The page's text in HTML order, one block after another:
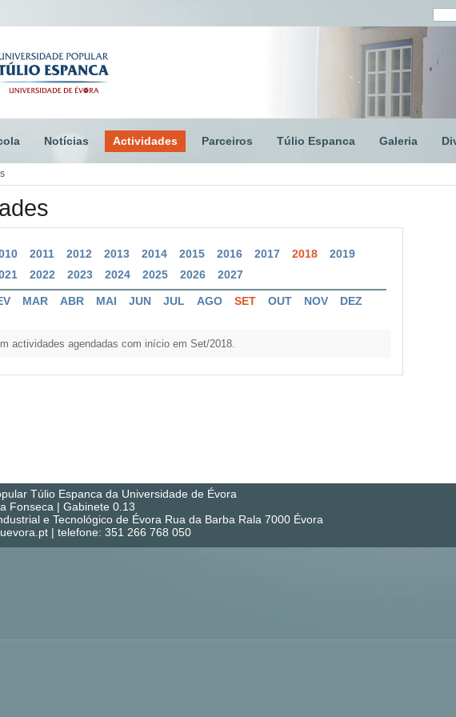
Notícias Actividades Parceiros Túlio Espanca Galeria
2011 2012 2013 2014 2015 2016 2017 2018
2019
2022 2023 2024 2025 2026 2027
MAR ABR MAI JUN JUL AGO SET OUT NOV DEZ
actividades agendadas com início em Set/2018.
Túlio Espanca da Universidade de Évora
Fonseca | Gabinete 0.13
e Tecnológico de Évora Rua da Barba Rala 7000 Évora
| telefone: 351 266 768 050